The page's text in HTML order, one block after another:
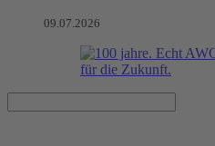
09.07.2026